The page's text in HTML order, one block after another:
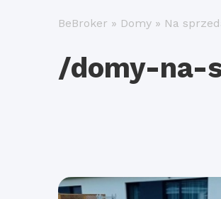
BeBroker » Domy » Na
/domy-na-